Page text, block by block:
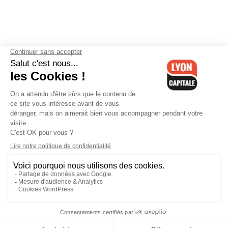
Contactez-nous-Mentions légales-CGV-Politique de
confidentialité-Gestion des cookies
Cedex 06